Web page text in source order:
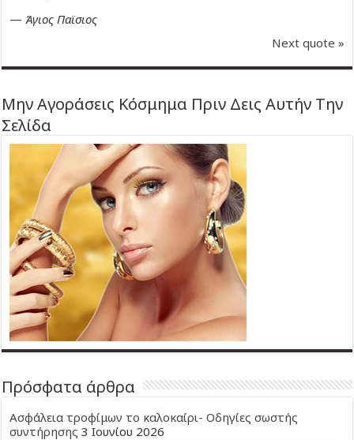
— Άγιος Παϊσιος
Next quote »
Μην Αγοράσεις Κόσμημα Πριν Δεις Αυτήν Την
Σελίδα
Πρόσφατα άρθρα
Ασφάλεια τροφίμων το καλοκαίρι- Οδηγίες σωστής
συντήρησης 3 Ιουνίου 2026